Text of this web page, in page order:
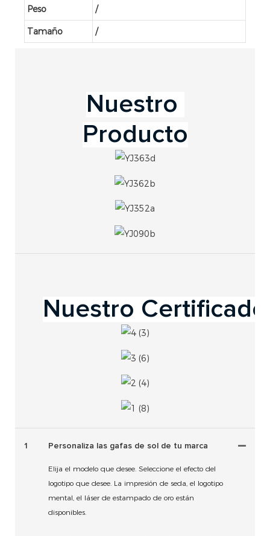
Peso /
Tamaño /
Producto
1 Personaliza las gafas de sol de tu marca
Elija el modelo que desee. Seleccione el efecto del
logotipo que desee. La impresión de seda, el logotipo
mental, el láser de estampado de oro están
disponibles.